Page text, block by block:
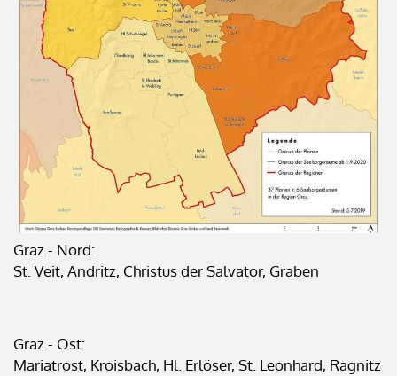
Graz - Nord:
St. Veit, Andritz, Christus der Salvator, Graben
Graz - Ost:
Mariatrost, Kroisbach, Hl. Erlöser, St. Leonhard, Ragnitz